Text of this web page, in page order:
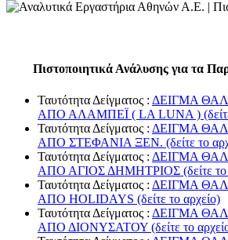
Πιστοποιητικά Ανάλυσης για τα
Ταυτότητα Δείγματος : ΔΕΙΓΜΑ
ΑΠΟ ΑΛΑΜΠΕΪ ( LA LUNA ) (δείτε
Ταυτότητα Δείγματος : ΔΕΙΓΜΑ
ΑΠΟ ΣΤΕΦΑΝΙΑ ΞΕΝ. (δείτε το
Ταυτότητα Δείγματος : ΔΕΙΓΜΑ
ΑΠΟ ΑΓΙΟΣ ΔΗΜΗΤΡΙΟΣ (δείτε το
Ταυτότητα Δείγματος : ΔΕΙΓΜΑ
ΑΠΟ HOLIDAYS (δείτε το αρχείο)
Ταυτότητα Δείγματος : ΔΕΙΓΜΑ
ΑΠΟ ΔΙΟΝΥΣΑΤΟΥ (δείτε το